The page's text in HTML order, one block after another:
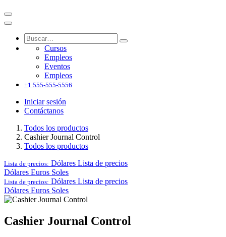
Cursos
Empleos
Eventos
Empleos
+1 555-555-5556
Iniciar sesión
Contáctanos
Todos los productos
Cashier Journal Control
Todos los productos
Lista de precios: Dólares Lista de precios
Dólares Euros Soles
Lista de precios: Dólares Lista de precios
Dólares Euros Soles
Cashier Journal Control